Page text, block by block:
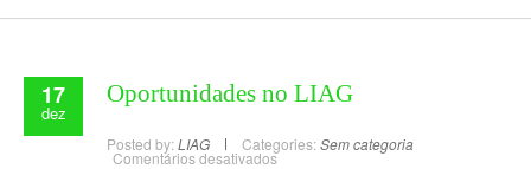
17
dez
Oportunidades no LIAG
Posted by: LIAG Categories: Sem categoria
Comentários desativados